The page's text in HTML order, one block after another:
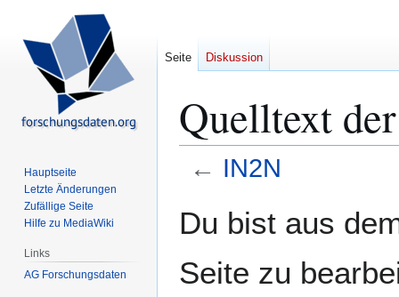
Quelltext
← IN2N
Navigation
Suche
Du bist aus
Seite zu
Seite Diskussion
Hauptseite
Letzte Änderungen
Zufällige Seite
Hilfe zu MediaWiki
Links
AG Forschungsdaten